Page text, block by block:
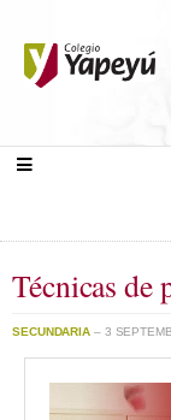
Técnicas de
SECUNDARIA – 3